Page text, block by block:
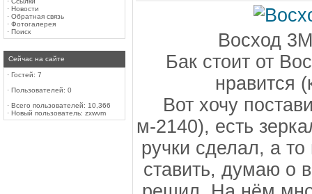
· Новости
· Обратная связь
· Фотогалерея
· Поиск
Сейчас на сайте
· Гостей: 7
· Пользователей: 0
· Всего пользователей: 10,366
· Новый пользователь: zxwvm
Восход
Бак стоит от
нравится
Вот хочу
м-2140), есть
ручки сделал, а
ставить, думаю о